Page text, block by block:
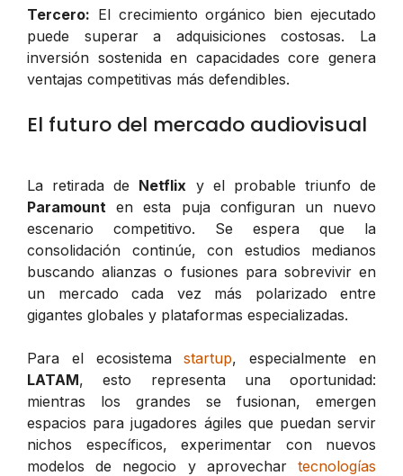
Tercero: El crecimiento orgánico bien ejecutado
puede superar a adquisiciones costosas. La
inversión sostenida en capacidades core genera
ventajas competitivas más defendibles.
El futuro del mercado audiovisual
La retirada de Netflix y el probable triunfo de
Paramount en esta puja configuran un nuevo
escenario competitivo. Se espera que la
consolidación continúe, con estudios medianos
buscando alianzas o fusiones para sobrevivir en
un mercado cada vez más polarizado entre
gigantes globales y plataformas especializadas.
Para el ecosistemastartup, especialmente en
LATAM, esto representa una oportunidad:
mientras los grandes se fusionan, emergen
espacios para jugadores ágiles que puedan servir
nichos específicos, experimentar con nuevos
modelos de negocio y aprovechar tecnologías